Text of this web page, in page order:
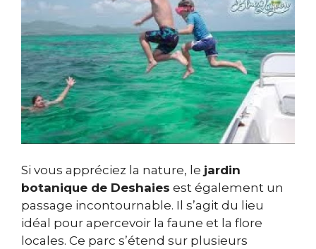
Si vous appréciez la nature, le jardin
botanique de Deshaies est également un
passage incontournable. Il s’agit du lieu
idéal pour apercevoir la faune et la flore
locales. Ce parc s’étend sur plusieurs